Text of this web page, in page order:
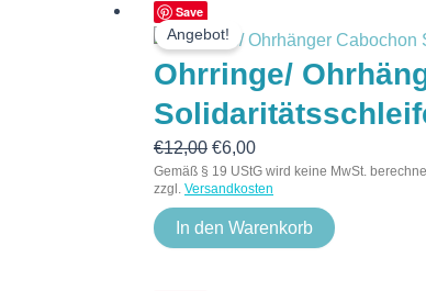
Save
Angebot!
Ohrringe/
€12,00
Preis
war:
€12,00
€6,00
Preis
ist:
€6,00.
Gemäß § 19 UStG wird keine MwSt.
zzgl. Versandkosten
In den Warenkorb